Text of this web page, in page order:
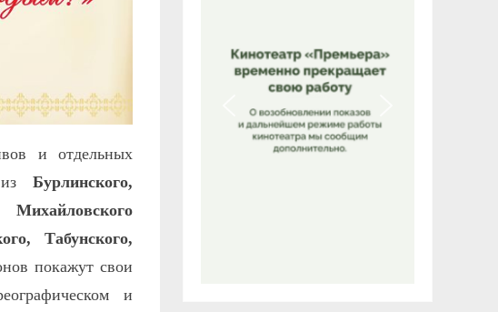
и отдельных
Бурлинского,
Табунского,
покажут свои
и